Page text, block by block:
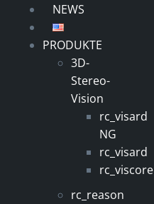
NEWS
PRODUKTE
3D-
Stereo-
Vision
rc_visard
NG
rc_visard
rc_viscore
rc_reason